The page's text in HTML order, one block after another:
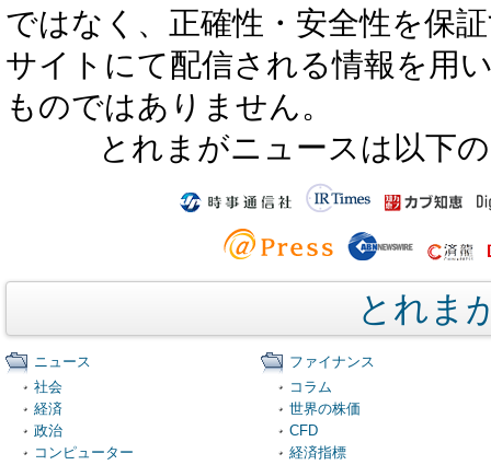
ではなく、正確性・安全性を保
サイトにて配信される情報を用
ものではありません。
とれまがニュースは以下
とれま
ニュース
社会
経済
政治
コンピューター
ファイナンス
コラム
世界の株価
CFD
経済指標